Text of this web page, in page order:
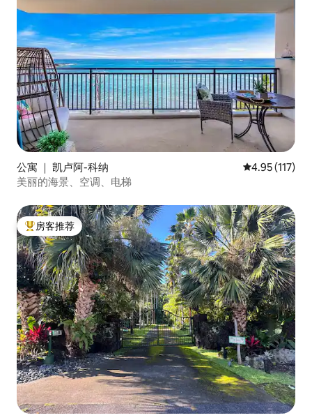
公寓 ｜ 凯卢阿-科纳 平均评分 4.95
4.95 (117)
美丽的海景、空调、电梯
热门「房客推荐」
房客推荐